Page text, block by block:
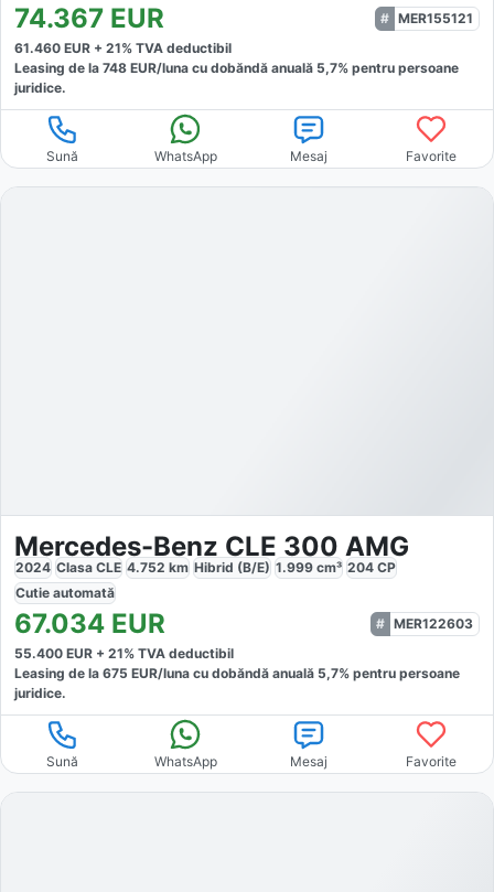
74.367 EUR
MER155121
61.460 EUR + 21% TVA deductibil
Leasing de la 748 EUR/luna cu dobăndă anuală 5,7% pentru persoane
juridice.
Sună WhatsApp Mesaj Favorite
Mercedes-Benz CLE 300 AMG
2024 Clasa CLE 4.752 km Hibrid (B/E) 1.999 cm³ 204 CP
Cutie automată
67.034 EUR
MER122603
55.400 EUR + 21% TVA deductibil
Leasing de la 675 EUR/luna cu dobăndă anuală 5,7% pentru persoane
juridice.
Sună WhatsApp Mesaj Favorite